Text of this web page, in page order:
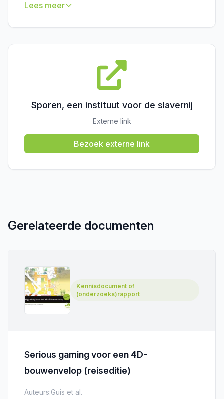
Lees meer
Sporen, een instituut voor de slavernij
Externe link
Bezoek externe link
Gerelateerde documenten
Kennisdocument of
(onderzoeks)rapport
Serious gaming voor een 4D-
bouwenvelop (reiseditie)
Auteurs:Guis et al.